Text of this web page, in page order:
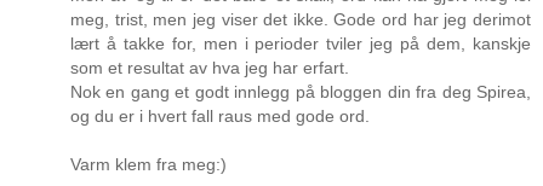
meg, trist, men jeg viser det ikke. Gode ord har jeg derimot
lært å takke for, men i perioder tviler jeg på dem, kanskje
som et resultat av hva jeg har erfart.
Nok en gang et godt innlegg på bloggen din fra deg Spirea,
og du er i hvert fall raus med gode ord.
Varm klem fra meg:)